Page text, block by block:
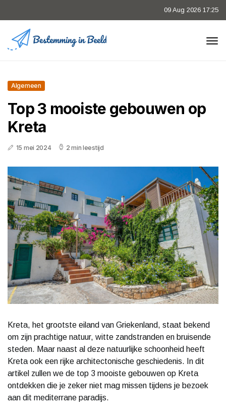
09 Aug 2026 17:25
Algemeen
Top 3 mooiste gebouwen op
Kreta
15 mei 2024 2 min leestijd
Kreta, het grootste eiland van Griekenland, staat bekend
om zijn prachtige natuur, witte zandstranden en bruisende
steden. Maar naast al deze natuurlijke schoonheid heeft
Kreta ook een rijke architectonische geschiedenis. In dit
artikel zullen we de top 3 mooiste gebouwen op Kreta
ontdekken die je zeker niet mag missen tijdens je bezoek
aan dit mediterrane paradijs.